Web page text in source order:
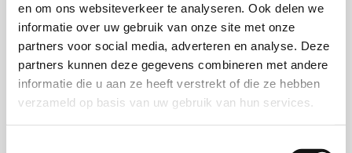
en om ons websiteverkeer te analyseren. Ook delen we
informatie over uw gebruik van onze site met onze
partners voor social media, adverteren en analyse. Deze
partners kunnen deze gegevens combineren met andere
informatie die u aan ze heeft verstrekt of die ze hebben
verzameld op basis van uw gebruik van hun services.
Production employee
AlbumprinterProduction Worker at
AlbumprinterProduction employee
Albumprinter
Industrie
Den-Haag
€15.08